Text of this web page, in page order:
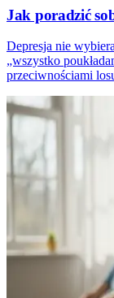
Jak poradzić
Depresja nie
„wszystko
przeciwnościami